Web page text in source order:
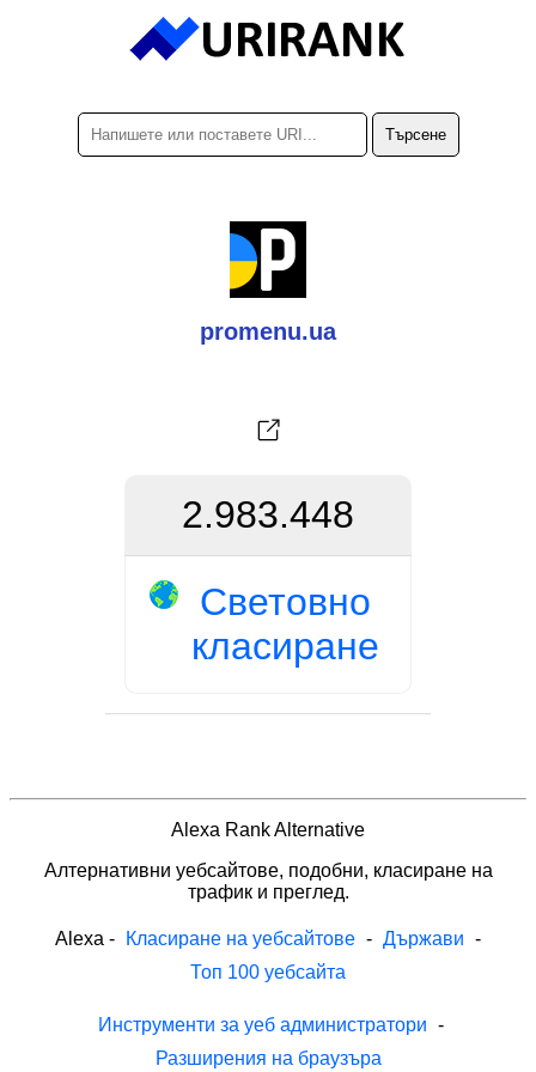
promenu.ua
2.983.448
Световно
класиране
Alexa Rank Alternative
Алтернативни уебсайтове, подобни, класиране на
трафик и преглед.
Alexa - Класиране на уебсайтове - Държави -
Топ 100 уебсайта
Инструменти за уеб администратори -
Разширения на браузъра